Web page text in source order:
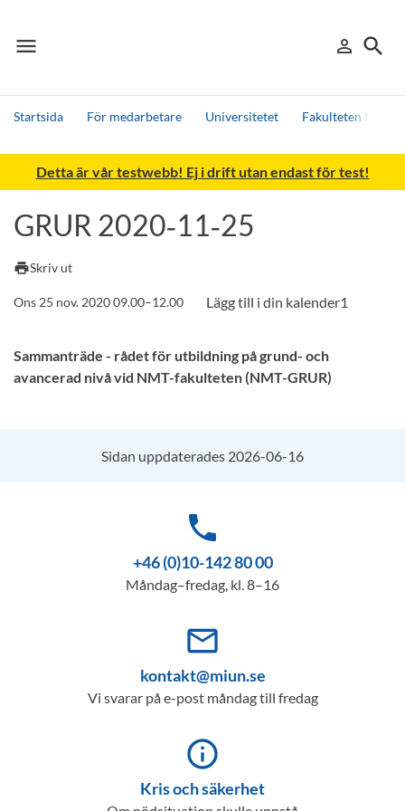
menu
Meny person_outline
Logga in
search
Sök
Startsida För medarbetare Universitetet Fakulteten för
Sök
Andra söktjänster
Detta är vår testwebb! Ej i drift utan endast för test!
GRUR 2020‑11‑25
printSkriv ut
Ons 25 nov. 2020 09.00–12.00
Sammanträde - rådet för utbildning på grund- och
avancerad nivå vid NMT-fakulteten (NMT-GRUR)
Sidan uppdaterades 2026-06-16
phone
+46 (0)10-142 80 00
Måndag–fredag, kl. 8–16
mail_outline
kontakt@miun.se
Vi svarar på e-post måndag till fredag
info_outline
Kris och säkerhet